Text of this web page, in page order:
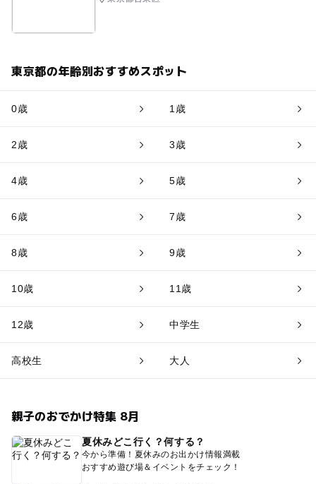
東京都の年齢別おすすめスポット
0歳 1歳
2歳 3歳
4歳 5歳
6歳 7歳
8歳 9歳
10歳 11歳
12歳 中学生
高校生 大人
親子のおでかけ特集 8月
夏休みどこ行く？何する？
今から準備！夏休みのお出かけ情報満載
おすすめ遊び場＆イベントをチェック！